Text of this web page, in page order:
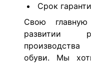
Срок
Свою
развитии
обуви. Мы